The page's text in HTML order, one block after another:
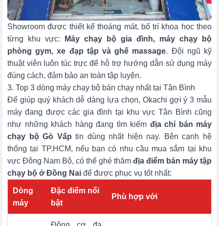
Showroom được thiết kế thoáng mát, bố trí khoa học theo
từng khu vực:
Máy chạy bộ gia đình, máy chạy bộ
phòng gym, xe đạp tập và ghế massage. Đội ngũ kỹ
thuật viên luôn túc trực để hỗ trợ hướng dẫn sử dụng máy
đúng cách, đảm bảo an toàn tập luyện.
3. Top 3 dòng máy chạy bộ bán chạy nhất tại Tân Bình
Để giúp quý khách dễ dàng lựa chọn, Okachi gợi ý 3 mẫu
máy đang được các gia đình tại khu vực Tân Bình cũng
như những khách hàng đang tìm kiếm địa chỉ bán máy
chạy bộ Gò Vấp tin dùng nhất hiện nay. Bên cạnh hệ
thống tại TP.HCM, nếu bạn có nhu cầu mua sắm tại khu
vực Đông Nam Bộ, có thể ghé thăm địa điểm bán máy tập
chạy bộ ở Đồng Nai để được phục vụ tốt nhất:
Dòng
máy
Đặc điểm nổi
bật
Phù hợp với